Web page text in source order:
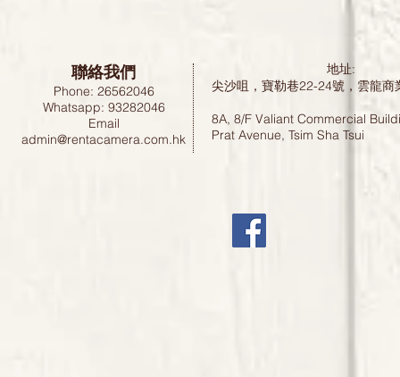
聯絡我們
Phone: 26562046
Whatsapp: 93282046
Email
admin@rentacamera.com.hk
地址:
尖沙咀，寶勒巷22-24號，雲龍
8A, 8/F Valiant Commercial
Prat Avenue, Tsim Sha Tsui